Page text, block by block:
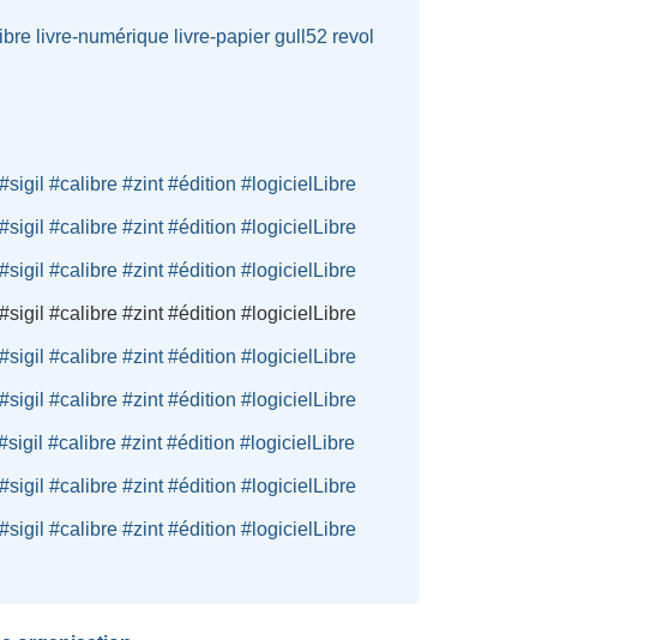
livre-numérique livre-papier gull52 revol
#calibre #zint #édition #logicielLibre
#calibre #zint #édition #logicielLibre
#calibre #zint #édition #logicielLibre
#calibre #zint #édition #logicielLibre
#calibre #zint #édition #logicielLibre
#calibre #zint #édition #logicielLibre
#calibre #zint #édition #logicielLibre
#calibre #zint #édition #logicielLibre
#calibre #zint #édition #logicielLibre